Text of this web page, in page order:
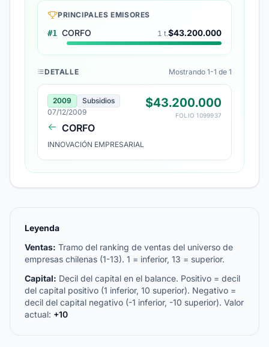
PRINCIPALES EMISORES
#1 CORFO 1 t.$43.200.000
DETALLE Mostrando 1-1 de 1
2009
Subsidios
07/12/2009
CORFO
INNOVACIÓN EMPRESARIAL
$43.200.000
FOLIO 1099937
Leyenda
Ventas: Tramo del ranking de ventas del universo de
empresas chilenas (1-13). 1 = inferior, 13 = superior.
Capital: Decil del capital en el balance. Positivo = decil
del capital positivo (1 inferior, 10 superior). Negativo =
decil del capital negativo (-1 inferior, -10 superior). Valor
actual: +10